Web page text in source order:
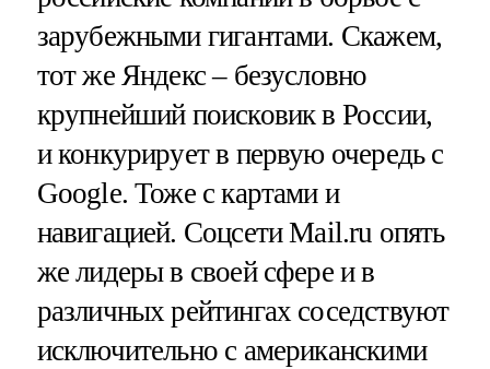
зарубежными гигантами. Скажем,
тот же Яндекс – безусловно
крупнейший поисковик в России,
и конкурирует в первую очередь с
Google. Тоже с картами и
навигацией. Соцсети Mail.ru опять
же лидеры в своей сфере и в
различных рейтингах соседствуют
исключительно с американскими